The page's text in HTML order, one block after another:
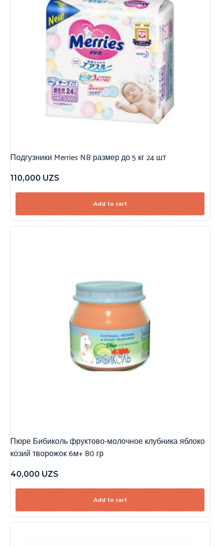
Подгузники Merries NB размер до 5 кг 24 шт
110,000 UZS
Add to cart
Пюре Бибиколь фруктово-молочное клубника яблоко
козий творожок 6м+ 80 гр
40,000 UZS
Add to cart